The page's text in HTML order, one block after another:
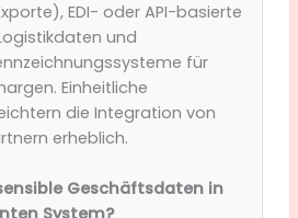
EDI- oder API-basierte
und
für
Einheitliche
die Integration von
erheblich.
Geschäftsdaten in